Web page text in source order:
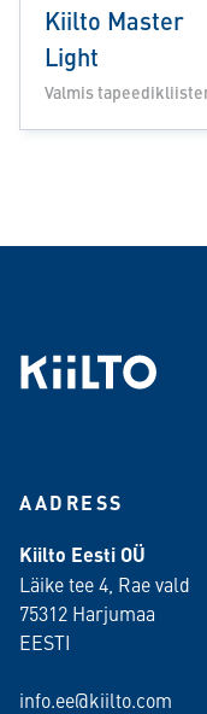
Kiilto Master
Light
Valmis
AADRESS
Kiilto Eesti OÜ
Läike tee 4, Rae vald
75312 Harjumaa
EESTI
info.ee@kiilto.com